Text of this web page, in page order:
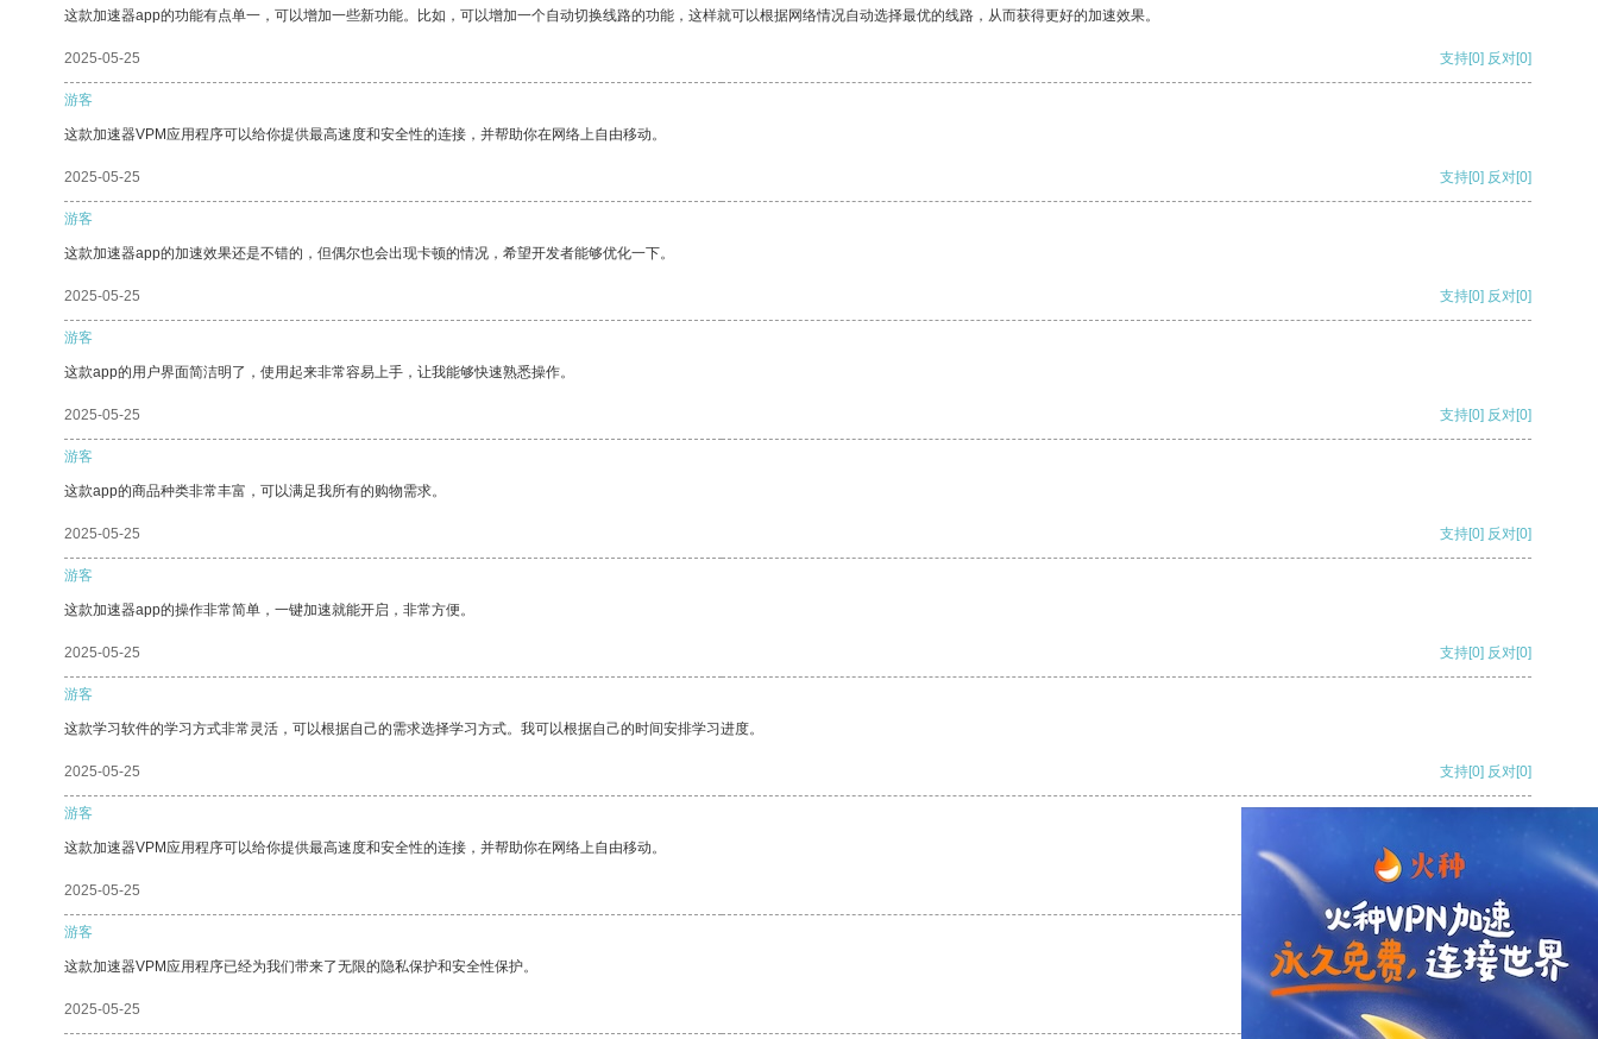
这款加速器app的功能有点单一，可以增加一些新功能。比如，可以增加一个自动切换线路的功能，这样就可以根据网络情况自动选择最优的线路，从而获得更好的加速效果。
2025-05-25 支持[0] 反对[0]
游客
这款加速器VPM应用程序可以给你提供最高速度和安全性的连接，并帮助你在网络上自由移动。
2025-05-25 支持[0] 反对[0]
游客
这款加速器app的加速效果还是不错的，但偶尔也会出现卡顿的情况，希望开发者能够优化一下。
2025-05-25 支持[0] 反对[0]
游客
这款app的用户界面简洁明了，使用起来非常容易上手，让我能够快速熟悉操作。
2025-05-25 支持[0] 反对[0]
游客
这款app的商品种类非常丰富，可以满足我所有的购物需求。
2025-05-25 支持[0] 反对[0]
游客
这款加速器app的操作非常简单，一键加速就能开启，非常方便。
2025-05-25 支持[0] 反对[0]
游客
这款学习软件的学习方式非常灵活，可以根据自己的需求选择学习方式。我可以根据自己的时间安排学习进度。
2025-05-25 支持[0] 反对[0]
游客
这款加速器VPM应用程序可以给你提供最高速度和安全性的连接，并帮助你在网络上自由移动。
2025-05-25
游客
这款加速器VPM应用程序已经为我们带来了无限的隐私保护和安全性保护。
2025-05-25 反对